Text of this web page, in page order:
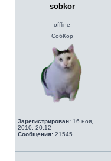
sobkor
offline
СобКор
Зарегистрирован: 16 ноя,
2010, 20:12
Сообщения: 21545